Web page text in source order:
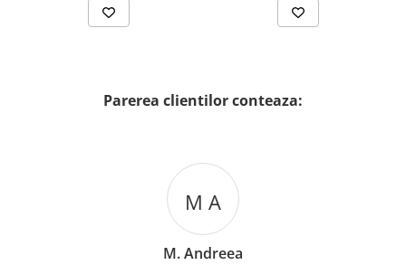
Parerea clientilor conteaza:
M A
M. Andreea